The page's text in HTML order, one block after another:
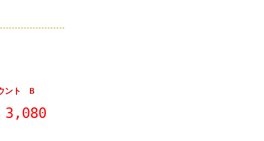
ント B
3,080